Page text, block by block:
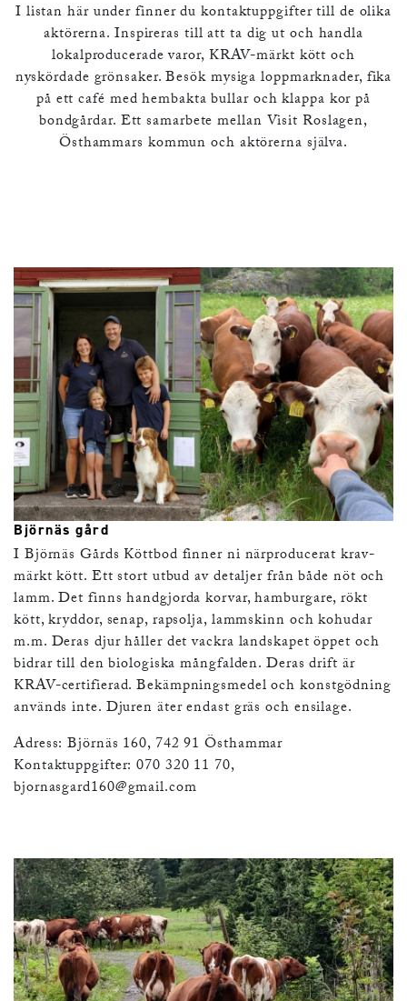
I listan här under finner du kontaktuppgifter till de olika
aktörerna. Inspireras till att ta dig ut och handla
lokalproducerade varor, KRAV-märkt kött och
nyskördade grönsaker. Besök mysiga loppmarknader, fika
på ett café med hembakta bullar och klappa kor på
bondgårdar. Ett samarbete mellan Visit Roslagen,
Östhammars kommun och aktörerna själva.
Björnäs gård
I Björnäs Gårds Köttbod finner ni närproducerat krav-
märkt kött. Ett stort utbud av detaljer från både nöt och
lamm. Det finns handgjorda korvar, hamburgare, rökt
kött, kryddor, senap, rapsolja, lammskinn och kohudar
m.m. Deras djur håller det vackra landskapet öppet och
bidrar till den biologiska mångfalden. Deras drift är
KRAV-certifierad. Bekämpningsmedel och konstgödning
används inte. Djuren äter endast gräs och ensilage.
Adress: Björnäs 160, 742 91 Östhammar
Kontaktuppgifter: 070 320 11 70,
bjornasgard160@gmail.com